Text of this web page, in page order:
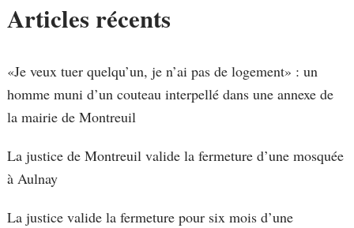
Articles récents
«Je veux tuer quelqu’un, je n’ai pas de logement» : un
homme muni d’un couteau interpellé dans une annexe de
la mairie de Montreuil
La justice de Montreuil valide la fermeture d’une mosquée
à Aulnay
La justice valide la fermeture pour six mois d’une